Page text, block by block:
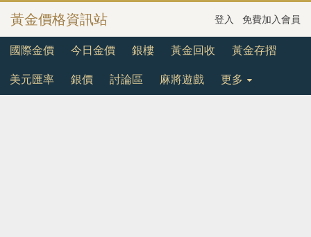
黃金價格資訊站 登入 免費加入會員
國際金價 今日金價 銀樓 黃金回收 黃金存摺
美元匯率 銀價 討論區 麻將遊戲 更多